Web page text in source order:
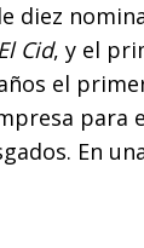
diez
Cid, y el
el
para
En